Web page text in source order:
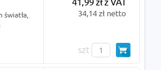
41,99 zł z VAT
34,14 zł netto
szt